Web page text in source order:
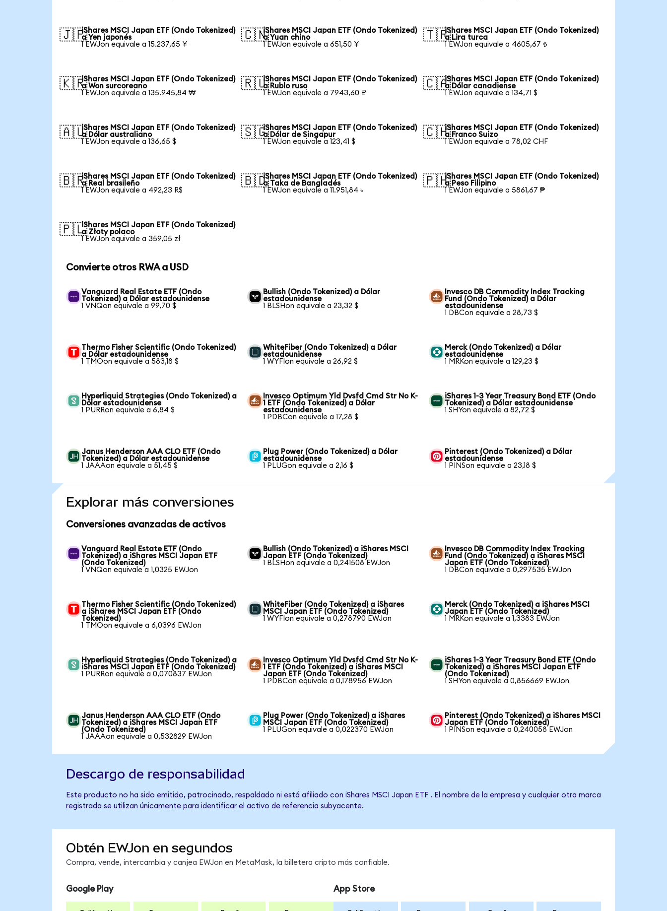
🇯🇵iShares MSCI Japan ETF (Ondo Tokenized)
a Yen japonés
1 EWJon equivale a 15.237,65 ¥
🇨🇳iShares MSCI Japan ETF (Ondo Tokenized)
a Yuan chino
1 EWJon equivale a 651,50 ¥
🇹🇷iShares MSCI Japan ETF (Ondo Tokenized)
a Lira turca
1 EWJon equivale a 4605,67 ₺
🇰🇷iShares MSCI Japan ETF (Ondo Tokenized)
a Won surcoreano
1 EWJon equivale a 135.945,84 ₩
🇷🇺iShares MSCI Japan ETF (Ondo Tokenized)
a Rublo ruso
1 EWJon equivale a 7943,60 ₽
🇨🇦iShares MSCI Japan ETF (Ondo Tokenized)
a Dólar canadiense
1 EWJon equivale a 134,71 $
🇦🇺iShares MSCI Japan ETF (Ondo Tokenized)
a Dólar australiano
1 EWJon equivale a 136,65 $
🇸🇬iShares MSCI Japan ETF (Ondo Tokenized)
a Dólar de Singapur
1 EWJon equivale a 123,41 $
🇨🇭iShares MSCI Japan ETF (Ondo Tokenized)
a Franco Suizo
1 EWJon equivale a 78,02 CHF
🇧🇷iShares MSCI Japan ETF (Ondo Tokenized)
a Real brasileño
1 EWJon equivale a 492,23 R$
🇧🇩iShares MSCI Japan ETF (Ondo Tokenized)
a Taka de Bangladés
1 EWJon equivale a 11.951,84 ৳
🇵🇭iShares MSCI Japan ETF (Ondo Tokenized)
a Peso Filipino
1 EWJon equivale a 5861,67 ₱
🇵🇱iShares MSCI Japan ETF (Ondo Tokenized)
a Złoty polaco
1 EWJon equivale a 359,05 zł
Convierte otros RWA a USD
Vanguard Real Estate ETF (Ondo
Tokenized) a Dólar estadounidense
1 VNQon equivale a 99,70 $
Bullish (Ondo Tokenized) a Dólar
estadounidense
1 BLSHon equivale a 23,32 $
Invesco DB Commodity Index Tracking
Fund (Ondo Tokenized) a Dólar
estadounidense
1 DBCon equivale a 28,73 $
Thermo Fisher Scientific (Ondo Tokenized)
a Dólar estadounidense
1 TMOon equivale a 583,18 $
WhiteFiber (Ondo Tokenized) a Dólar
estadounidense
1 WYFIon equivale a 26,92 $
Merck (Ondo Tokenized) a Dólar
estadounidense
1 MRKon equivale a 129,23 $
Hyperliquid Strategies (Ondo Tokenized) a
Dólar estadounidense
1 PURRon equivale a 6,84 $
Invesco Optimum Yld Dvsfd Cmd Str No K-
1 ETF (Ondo Tokenized) a Dólar
estadounidense
1 PDBCon equivale a 17,28 $
iShares 1-3 Year Treasury Bond ETF (Ondo
Tokenized) a Dólar estadounidense
1 SHYon equivale a 82,72 $
Janus Henderson AAA CLO ETF (Ondo
Tokenized) a Dólar estadounidense
1 JAAAon equivale a 51,45 $
Plug Power (Ondo Tokenized) a Dólar
estadounidense
1 PLUGon equivale a 2,16 $
Pinterest (Ondo Tokenized) a Dólar
estadounidense
1 PINSon equivale a 23,18 $
Explorar más conversiones
Conversiones avanzadas de activos
Vanguard Real Estate ETF (Ondo
Tokenized) a iShares MSCI Japan ETF
(Ondo Tokenized)
1 VNQon equivale a 1,0325 EWJon
Bullish (Ondo Tokenized) a iShares MSCI
Japan ETF (Ondo Tokenized)
1 BLSHon equivale a 0,241508 EWJon
Invesco DB Commodity Index Tracking
Fund (Ondo Tokenized) a iShares MSCI
Japan ETF (Ondo Tokenized)
1 DBCon equivale a 0,297535 EWJon
Thermo Fisher Scientific (Ondo Tokenized)
a iShares MSCI Japan ETF (Ondo
Tokenized)
1 TMOon equivale a 6,0396 EWJon
WhiteFiber (Ondo Tokenized) a iShares
MSCI Japan ETF (Ondo Tokenized)
1 WYFIon equivale a 0,278790 EWJon
Merck (Ondo Tokenized) a iShares MSCI
Japan ETF (Ondo Tokenized)
1 MRKon equivale a 1,3383 EWJon
Hyperliquid Strategies (Ondo Tokenized) a
iShares MSCI Japan ETF (Ondo Tokenized)
1 PURRon equivale a 0,070837 EWJon
Invesco Optimum Yld Dvsfd Cmd Str No K-
1 ETF (Ondo Tokenized) a iShares MSCI
Japan ETF (Ondo Tokenized)
1 PDBCon equivale a 0,178956 EWJon
iShares 1-3 Year Treasury Bond ETF (Ondo
Tokenized) a iShares MSCI Japan ETF
(Ondo Tokenized)
1 SHYon equivale a 0,856669 EWJon
Janus Henderson AAA CLO ETF (Ondo
Tokenized) a iShares MSCI Japan ETF
(Ondo Tokenized)
1 JAAAon equivale a 0,532829 EWJon
Plug Power (Ondo Tokenized) a iShares
MSCI Japan ETF (Ondo Tokenized)
1 PLUGon equivale a 0,022370 EWJon
Pinterest (Ondo Tokenized) a iShares MSCI
Japan ETF (Ondo Tokenized)
1 PINSon equivale a 0,240058 EWJon
Descargo de responsabilidad
Este producto no ha sido emitido, patrocinado, respaldado ni está afiliado con iShares MSCI Japan ETF . El nombre de la empresa y cualquier otra marca
registrada se utilizan únicamente para identificar el activo de referencia subyacente.
Obtén EWJon en segundos
Compra, vende, intercambia y canjea EWJon en MetaMask, la billetera cripto más confiable.
Google Play App Store